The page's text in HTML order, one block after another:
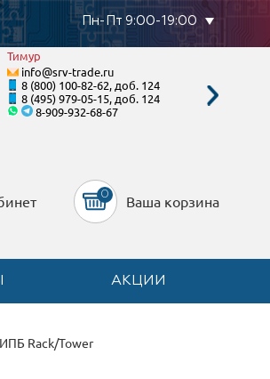
Пн-Пт 9:00-19:00
Тимур
info@srv-trade.ru
8 (800) 100-82-62, доб. 124
8 (495) 979-05-15, доб. 124
8-909-932-68-67
АКЦИИ
0 Ваша корзина
Rack/Tower